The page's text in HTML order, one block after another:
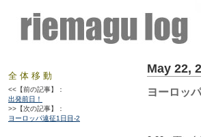
May 22,
ヨーロッ
全体移動
<<【前の記事】：
出発前日！
>>【次の記事】：
ヨーロッパ遠征1日目-2